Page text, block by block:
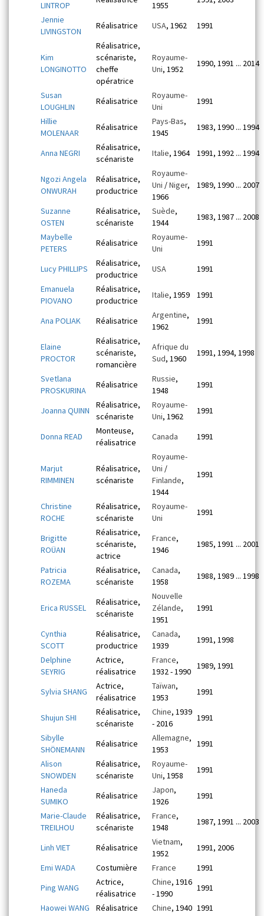
LINTROP 1955
Jennie
LIVINGSTON
Réalisatrice USA, 1962 1991
Kim
LONGINOTTO
Réalisatrice,
scénariste,
cheffe
opératrice
Royaume-
Uni, 1952
1990, 1991 ... 2014
Susan
LOUGHLIN
Réalisatrice
Royaume-
Uni
1991
Hillie
MOLENAAR
Réalisatrice
Pays-Bas,
1945
1983, 1990 ... 1994
Anna NEGRI
Réalisatrice,
scénariste
Italie, 1964 1991, 1992 ... 1994
Ngozi Angela
ONWURAH
Réalisatrice,
productrice
Royaume-
Uni /Niger,
1966
1989, 1990 ... 2007
Suzanne
OSTEN
Réalisatrice,
scénariste
Suède,
1944
1983, 1987 ... 2008
Maybelle
PETERS
Réalisatrice
Royaume-
Uni
1991
Lucy PHILLIPS
Réalisatrice,
productrice
USA
1991
Emanuela
PIOVANO
Réalisatrice,
productrice
Italie, 1959 1991
Ana POLIAK Réalisatrice
Argentine,
1962
1991
Elaine
PROCTOR
Réalisatrice,
scénariste,
romancière
Afrique du
Sud, 1960
1991, 1994, 1998
Svetlana
PROSKURINA
Réalisatrice
Russie,
1948
1991
Joanna QUINN
Réalisatrice,
scénariste
Royaume-
Uni, 1962
1991
Donna READ
Monteuse,
réalisatrice
Canada 1991
Marjut
RIMMINEN
Réalisatrice,
scénariste
Royaume-
Uni /
Finlande,
1944
1991
Christine
ROCHE
Réalisatrice,
scénariste
Royaume-
Uni
1991
Brigitte
ROÜAN
Réalisatrice,
scénariste,
actrice
France,
1946
1985, 1991 ... 2001
Patricia
ROZEMA
Réalisatrice,
scénariste
Canada,
1958
1988, 1989 ... 1998
Erica RUSSEL
Réalisatrice,
scénariste
Nouvelle
Zélande,
1951
1991
Cynthia
SCOTT
Réalisatrice,
productrice
Canada,
1939
1991, 1998
Delphine
SEYRIG
Actrice,
réalisatrice
France,
1932 - 1990
1989, 1991
Sylvia SHANG
Actrice,
réalisatrice
Taïwan,
1953
1991
Shujun SHI
Réalisatrice,
scénariste
Chine, 1939
- 2016
1991
Sibylle
SHÖNEMANN
Réalisatrice
Allemagne,
1953
1991
Alison
SNOWDEN
Réalisatrice,
scénariste
Royaume-
Uni, 1958
1991
Haneda
SUMIKO
Réalisatrice
Japon,
1926
1991
Marie-Claude
TREILHOU
Réalisatrice,
scénariste
France,
1948
1987, 1991 ... 2003
Linh VIET Réalisatrice
Vietnam,
1952
1991, 2006
Emi WADA
Costumière France
1991
Ping WANG
Actrice,
réalisatrice
Chine, 1916
- 1990
1991
Haowei WANG
Réalisatrice Chine, 1940 1991